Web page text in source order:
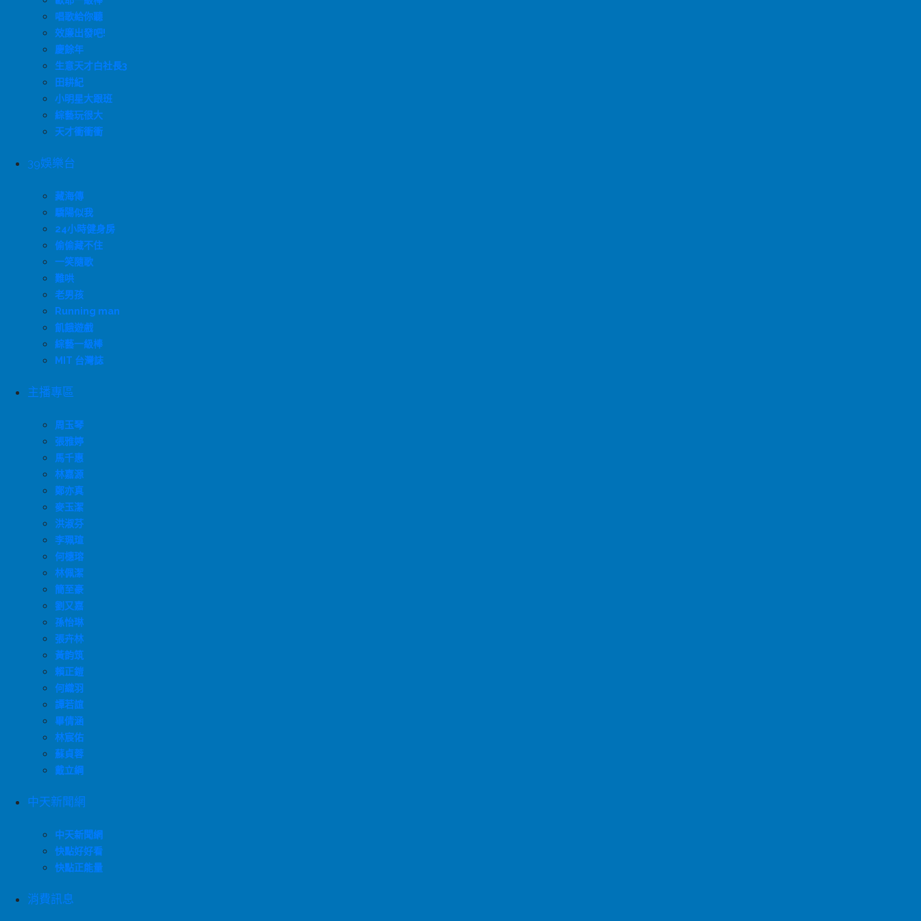
唱歌給你聽
效廉出發吧!
慶餘年
生意天才白社長3
田耕紀
小明星大跟班
綜藝玩很大
天才衝衝衝
39娛樂台
藏海傳
驕陽似我
24小時健身房
偷偷藏不住
一笑隨歌
難哄
老男孩
Running man
飢餓遊戲
綜藝一級棒
MIT 台灣誌
主播專區
周玉琴
張雅婷
馬千惠
林嘉源
鄭亦真
麥玉潔
洪淑芬
李珮瑄
何橞瑢
林佩潔
簡至豪
劉又嘉
孫怡琳
張卉林
黃韵筑
賴正鎧
何織羽
譚若誼
畢倩涵
林宸佑
蘇貞蓉
戴立綱
中天新聞網
中天新聞網
快點好好看
快點正能量
消費訊息